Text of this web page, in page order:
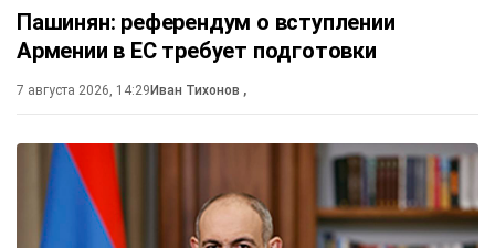
Пашинян: референдум о вступлении
Армении в ЕС требует подготовки
7 августа 2026, 14:29 Иван Тихонов ,